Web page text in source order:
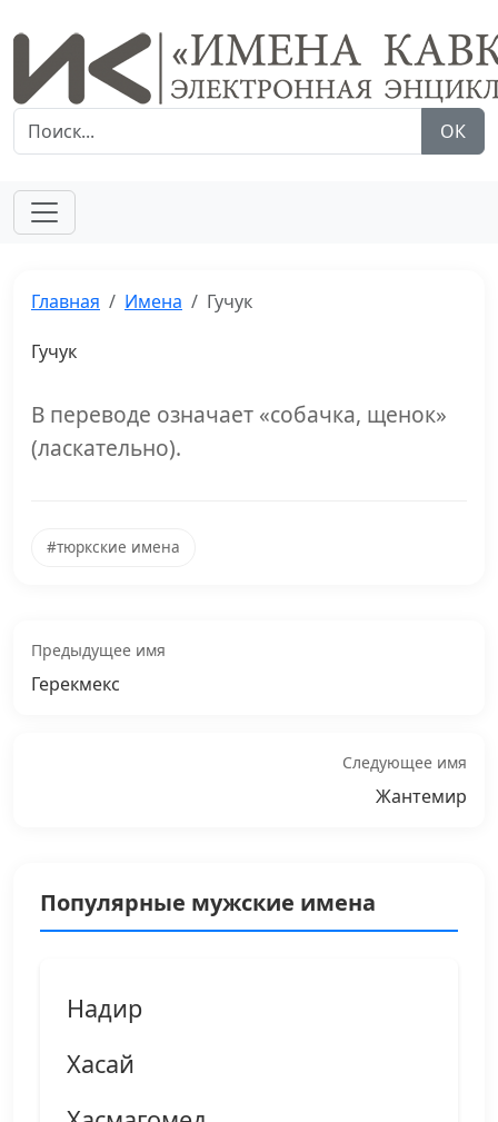
ОК
Главная Имена Гучук
Гучук
В переводе означает «собачка, щенок»
(ласкательно).
#тюркские имена
Предыдущее имя
Герекмекс
Следующее имя
Жантемир
Популярные мужские имена
Надир
Хасай